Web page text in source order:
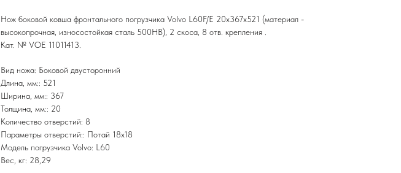
Нож боковой ковша фронтального погрузчика Volvo L60F/E 20х367х521 (материал -
высокопрочная, износостойкая сталь 500HB), 2 скоса, 8 отв. крепления .
Кат. № VOE 11011413.
Вид ножа: Боковой двусторонний
Длина, мм:: 521
Ширина, мм:: 367
Толщина, мм:: 20
Количество отверстий: 8
Параметры отверстий:: Потай 18х18
Модель погрузчика Volvo: L60
Вес, кг: 28,29